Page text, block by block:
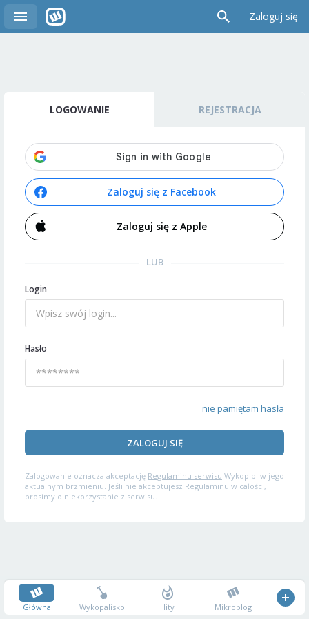
Zaloguj się
LOGOWANIE REJESTRACJA
Zaloguj się z Facebook
Zaloguj się z Apple
LUB
Login
Hasło
nie pamiętam hasła
ZALOGUJ SIĘ
Zalogowanie oznacza akceptację Regulaminu serwisu Wykop.pl w jego
aktualnym brzmieniu. Jeśli nie akceptujesz Regulaminu w całości,
prosimy o niekorzystanie z serwisu.
Główna Wykopalisko Hity Mikroblog